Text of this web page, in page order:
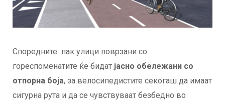
Споредните пак улици поврзани со
гореспоменатите ќе бидат јасно обележани со
отпорна боја, за велосипедистите секогаш да имаат
сигурна рута и да се чувствуваат безбедно во